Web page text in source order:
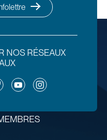
NOS RÉSEAUX
YouTubeInstagram